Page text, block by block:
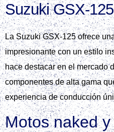
Suzuki GSX‑125
La Suzuki GSX‑125 ofrece
impresionante con un estilo
hace destacar en el mercado
componentes de alta gama
experiencia de conducción
Motos naked